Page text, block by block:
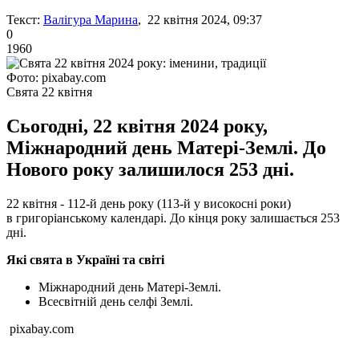
Текст: Валігура Марина, 22 квітня 2024, 09:37
0
1960
Фото: pixabay.com
Свята 22 квітня
Сьогодні, 22 квітня 2024 року,
Міжнародний день Матері-Землі. До
Нового року залишилося 253 дні.
22 квітня - 112-й день року (113-й у високосні роки)
в григоріанському календарі. До кінця року залишається 253
дні.
Які свята в Україні та світі
Міжнародний день Матері-Землі.
Всесвітній день селфі Землі.
pixabay.com